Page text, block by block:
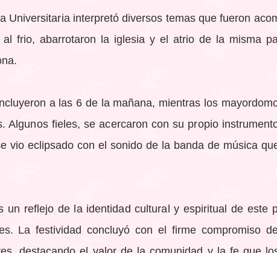
Universitaria interpretó diversos temas que fueron
frio, abarrotaron la iglesia y el atrio de la misma
a las 6 de la mañana, mientras los
Algunos fieles, se acercaron con su propio
vio eclipsado con el sonido de la banda de música
un reflejo de la identidad cultural y espiritual de este
La festividad concluyó con el firme compromiso